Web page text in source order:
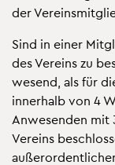
der
Sind in einer
des Ver­eins zu
we­send, als für
in­ner­halb von 4
An­we­sen­den mit
Ver­eins